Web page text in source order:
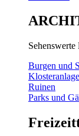
Burgen und
Ruinen
Parks und